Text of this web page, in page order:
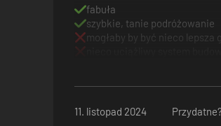
fabuła
szybkie, tanie podróżowanie
mogłaby by być nieco lepsza
11. listopad 2024